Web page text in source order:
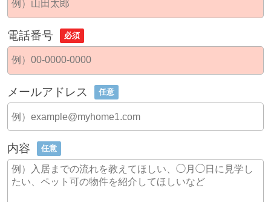
電話番号 必須
メールアドレス 任意
内容 任意